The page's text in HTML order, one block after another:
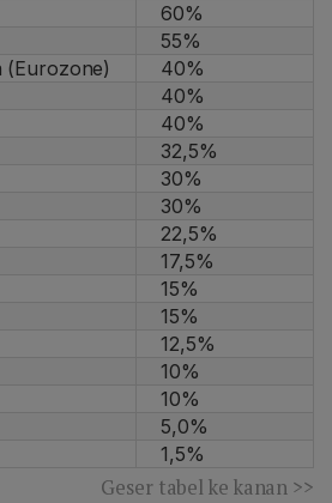
60%
55%
(Eurozone)
40%
40%
40%
32,5%
30%
30%
22,5%
17,5%
15%
15%
12,5%
10%
10%
5,0%
1,5%
Geser tabel ke kanan >>